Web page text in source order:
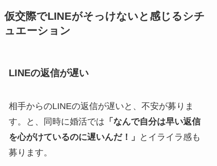
仮交際でLINEがそっけないと感じるシチ
ュエーション
LINEの返信が遅い
相手からのLINEの返信が遅いと、不安が募りま
す。と、同時に婚活では 「なんで自分は早い返信
を心がけているのに遅いんだ！」
とイライラ感も
募ります。